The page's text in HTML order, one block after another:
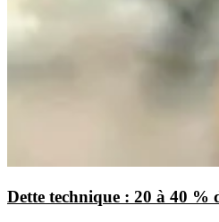
Dette technique : 20 à 40 %